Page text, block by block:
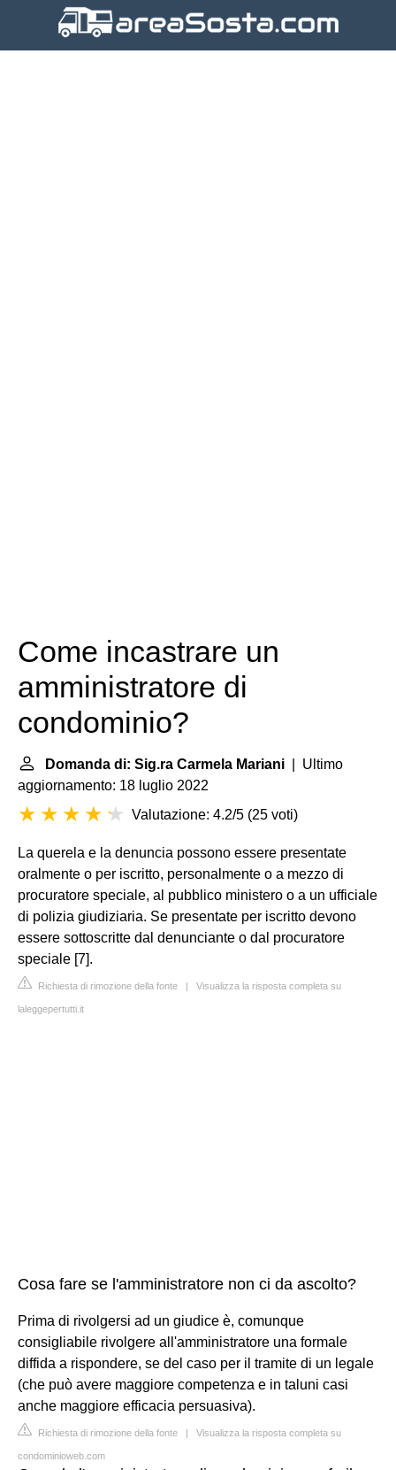
Come incastrare un
amministratore di
condominio?
Domanda di: Sig.ra Carmela Mariani | Ultimo
aggiornamento: 18 luglio 2022
Valutazione: 4.2/5 (25 voti)
La querela e la denuncia possono essere presentate
oralmente o per iscritto, personalmente o a mezzo di
procuratore speciale, al pubblico ministero o a un ufficiale
di polizia giudiziaria. Se presentate per iscritto devono
essere sottoscritte dal denunciante o dal procuratore
speciale [7].
Richiesta di rimozione della fonte | Visualizza la risposta completa su
laleggepertutti.it
Cosa fare se l'amministratore non ci da ascolto?
Prima di rivolgersi ad un giudice è, comunque
consigliabile rivolgere all'amministratore una formale
diffida a rispondere, se del caso per il tramite di un legale
(che può avere maggiore competenza e in taluni casi
anche maggiore efficacia persuasiva).
Richiesta di rimozione della fonte | Visualizza la risposta completa su
condominioweb.com